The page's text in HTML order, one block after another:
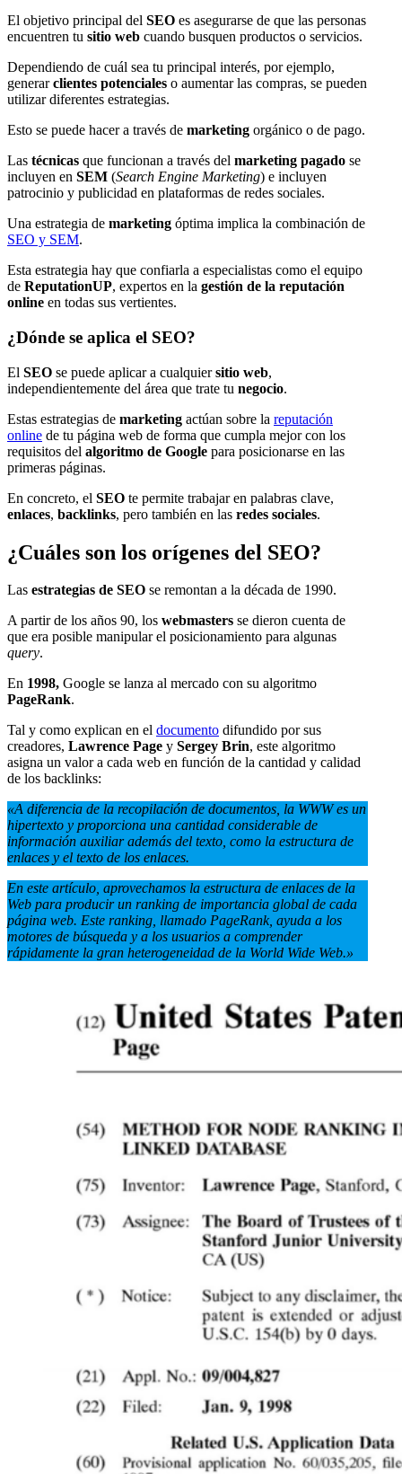
El objetivo principal del SEO es asegurarse de que las personas
encuentren tu sitio web cuando busquen productos o servicios.
Dependiendo de cuál sea tu principal interés, por ejemplo,
generarclientes potenciales o aumentar las compras, se pueden
utilizar diferentes estrategias.
Esto se puede hacer a través de marketing orgánico o de pago.
Las técnicas que funcionan a través del marketing pagado se
incluyen en SEM (Search Engine Marketing) e incluyen
patrocinio y publicidad en plataformas de redes sociales.
Una estrategia de marketing óptima implica la combinación de
SEO y SEM.
Esta estrategia hay que confiarla a especialistas como el equipo
de ReputationUP, expertos en la gestión de la reputación
online en todas sus vertientes.
¿Dónde se aplica el SEO?
El SEO se puede aplicar a cualquiersitio web,
independientemente del área que trate tu negocio.
Estas estrategias de marketing actúan sobre la reputación
online de tu página web de forma que cumpla mejor con los
requisitos del algoritmo de Google para posicionarse en las
primeras páginas.
En concreto, el SEO te permite trabajar en palabras clave,
enlaces, backlinks, pero también en las redes sociales.
¿Cuáles son los orígenes del SEO?
Las estrategias de SEO se remontan a la década de 1990.
A partir de los años 90, los webmasters se dieron cuenta de
que era posible manipular el posicionamiento para algunas
query.
En 1998, Google se lanza al mercado con su algoritmo
PageRank.
Tal y como explican en el documento difundido por sus
creadores, Lawrence Page y Sergey Brin, este algoritmo
asigna un valor a cada web en función de la cantidad y calidad
de los backlinks:
«A diferencia de la recopilación de documentos, la WWW es un
hipertexto y proporciona una cantidad considerable de
información auxiliar además del texto, como la estructura de
enlaces y el texto de los enlaces.
En este artículo, aprovechamos la estructura de enlaces de la
Web para producir un ranking de importancia global de cada
página web. Este ranking, llamado PageRank, ayuda a los
motores de búsqueda y a los usuarios a comprender
rápidamente la gran heterogeneidad de la World Wide Web.»